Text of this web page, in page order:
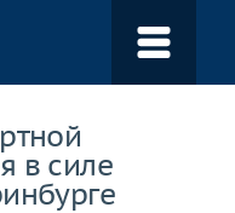
в силе